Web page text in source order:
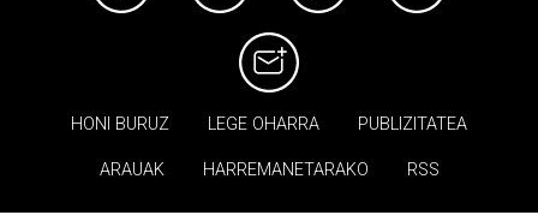
HONI BURUZ LEGE OHARRA PUBLIZITATEA
ARAUAK HARREMANETARAKO RSS